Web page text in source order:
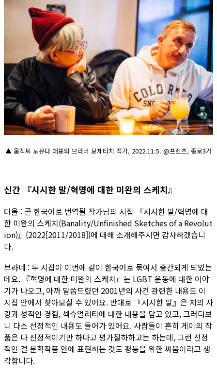
▲ 움직씨 노유다 대표와 브라네 모제티치 작가, 2022.11.5. @프렌즈, 종로3가
신간 『시시한 말/혁명에 대한 미완의 스케치』
터울 : 곧 한국어로 번역될 작가님의 시집 『시시한 말/혁명에 대
한 미완의 스케치(Banality/Unfinished Sketches of a Revolut
ion)』(2022[2011/2018])에 대해 소개해주시면 감사하겠습니
다.
브라네 : 두 시집이 이번에 같이 한국어로 묶여서 출간되게 되었는
데요. 『혁명에 대한 미완의 스케치』는 LGBT 운동에 대한 이야
기가 나오고, 아까 말씀드렸던 2001년의 사건 관련한 내용도 이
시집 안에서 찾아보실 수 있어요. 반대로 『시시한 말』은 저의 사
랑과 성적인 경험, 섹슈얼리티에 대한 내용을 담고 있고, 그러다보
니 다소 선정적인 내용도 들어가 있어요. 사람들이 흔히 게이의 작
품은 다 선정적이기만 하다고 평가절하하고는 하는데, 그런 선정
적인 걸 문학작품 안에 표현하는 것도 평등을 위한 싸움이라고 생
각합니다.